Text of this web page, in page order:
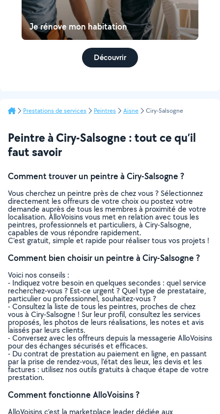
Je rénove mon habitation
Découvrir
Prestations de services Peintres Aisne Ciry-Salsogne
Peintre à Ciry-Salsogne : tout ce qu’il
faut savoir
Comment trouver un peintre à Ciry-Salsogne ?
Vous cherchez un peintre près de chez vous ? Sélectionnez
directement les offreurs de votre choix ou postez votre
demande auprès de tous les membres à proximité de votre
localisation. AlloVoisins vous met en relation avec tous les
peintres, professionnels et particuliers, à Ciry-Salsogne,
capables de vous répondre rapidement.
C’est gratuit, simple et rapide pour réaliser tous vos projets !
Comment bien choisir un peintre à Ciry-Salsogne ?
Voici nos conseils :
- Indiquez votre besoin en quelques secondes : quel service
recherchez-vous ? Est-ce urgent ? Quel type de prestataire,
particulier ou professionnel, souhaitez-vous ?
- Consultez la liste de tous les peintres, proches de chez
vous à Ciry-Salsogne ! Sur leur profil, consultez les services
proposés, les photos de leurs réalisations, les notes et avis
laissés par leurs clients.
- Conversez avec les offreurs depuis la messagerie AlloVoisins
pour des échanges sécurisés et efficaces.
- Du contrat de prestation au paiement en ligne, en passant
par la prise de rendez-vous, l’état des lieux, les devis et les
factures : utilisez nos outils gratuits à chaque étape de votre
prestation.
Comment fonctionne AlloVoisins ?
AlloVoisins c’est la marketplace leader dédiée aux